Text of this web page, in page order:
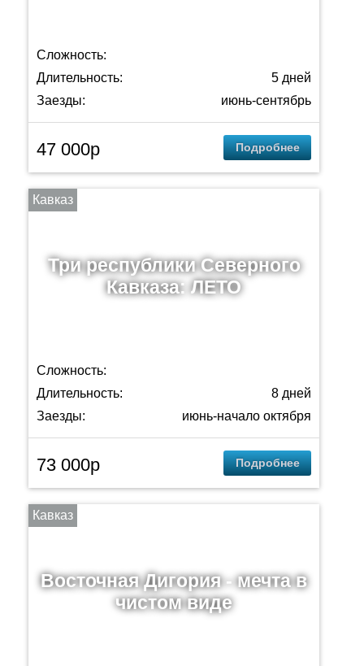
Сложность:
Длительность:
5 дней
Заезды:
июнь-сентябрь
47 000р Подробнее
Кавказ
Три республики Северного
Кавказа: ЛЕТО
Сложность:
Длительность:
8 дней
Заезды:
июнь-начало октября
73 000p Подробнее
Кавказ
Восточная Дигория - мечта в
чистом виде